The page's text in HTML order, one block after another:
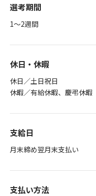
選考期間
1～2週間
休日・休暇
休日／土日祝日
休暇／有給休暇、慶弔休暇
支給日
月末締め翌月末支払い
支払い方法